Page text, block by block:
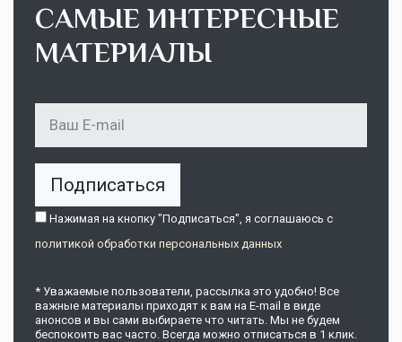
САМЫЕ ИНТЕРЕСНЫЕ
МАТЕРИАЛЫ
Подписаться
Нажимая на кнопку "Подписаться", я соглашаюсь c
политикой обработки персональных данных
* Уважаемые пользователи, рассылка это удобно! Все
важные материалы приходят к вам на E-mail в виде
анонсов и вы сами выбираете что читать. Мы не будем
беспокоить вас часто. Всегда можно отписаться в 1 клик.